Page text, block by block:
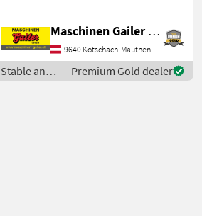
Ejector 100.-- Stop by and
see our extensive selection
Maschinen Gailer GmbH
9640 Kötschach-Mauthen
Stable and
yard
Premium Gold dealer